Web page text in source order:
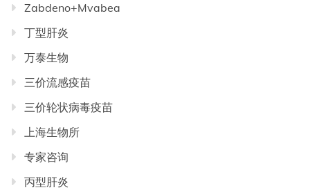
Zabdeno+Mvabea
丁型肝炎
万泰生物
三价流感疫苗
三价轮状病毒疫苗
上海生物所
专家咨询
丙型肝炎